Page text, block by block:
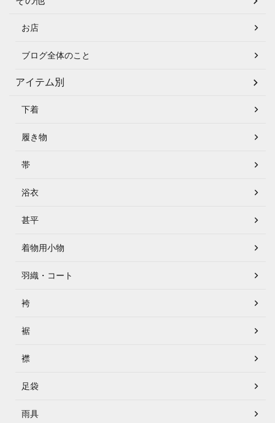
お店
ブログ全体のこと
アイテム別
下着
履き物
帯
浴衣
甚平
着物用小物
羽織・コート
袴
裾
襟
足袋
雨具